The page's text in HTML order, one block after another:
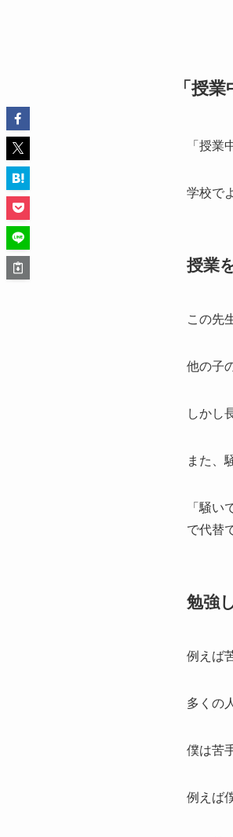
「授
「授業
学校で
授業
この先
他の子
しかし
また、
「騒
で代替
勉強
例えば
多くの
僕は苦
例えば